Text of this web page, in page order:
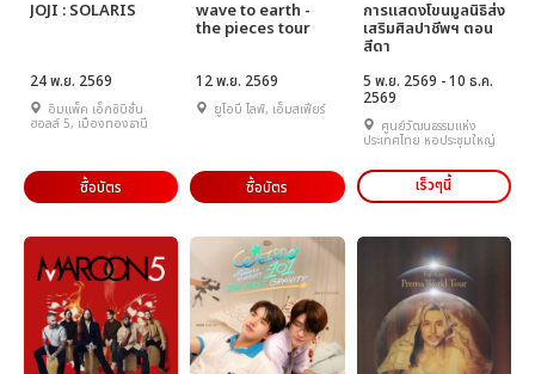
JOJI : SOLARIS
24 พ.ย. 2569
อิมแพ็ค เอ็กซิบิชั่น
ฮอลล์ 5, เมืองทองธานี
ซื้อบัตร
wave to earth -
the pieces tour
12 พ.ย. 2569
ยูโอบี ไลฟ์, เอ็มสเฟียร์
ซื้อบัตร
การแสดงโขนมูลนิธิส่ง
เสริมศิลปาชีพฯ ตอน
สีดา
5 พ.ย. 2569 - 10 ธ.ค.
2569
ศูนย์วัฒนธรรมแห่ง
ประเทศไทย หอประชุมใหญ่
เร็วๆนี้